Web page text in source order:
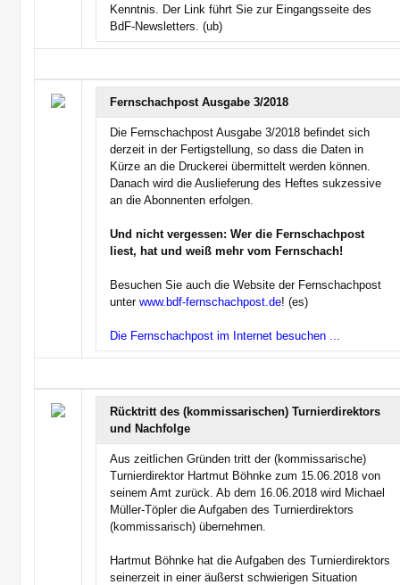
Kenntnis. Der Link führt Sie zur Eingangsseite des
BdF-Newsletters. (ub)
Fernschachpost Ausgabe 3/2018
Die Fernschachpost Ausgabe 3/2018 befindet sich
derzeit in der Fertigstellung, so dass die Daten in
Kürze an die Druckerei übermittelt werden können.
Danach wird die Auslieferung des Heftes sukzessive
an die Abonnenten erfolgen.
Und nicht vergessen: Wer die Fernschachpost
liest, hat und weiß mehr vom Fernschach!
Besuchen Sie auch die Website der Fernschachpost
unterwww.bdf-fernschachpost.de! (es)
Die Fernschachpost im Internet besuchen ...
Rücktritt des (kommissarischen) Turnierdirektors
und Nachfolge
Aus zeitlichen Gründen tritt der (kommissarische)
Turnierdirektor Hartmut Böhnke zum 15.06.2018 von
seinem Amt zurück. Ab dem 16.06.2018 wird Michael
Müller-Töpler die Aufgaben des Turnierdirektors
(kommissarisch) übernehmen.
Hartmut Böhnke hat die Aufgaben des Turnierdirektors
seinerzeit in einer äußerst schwierigen Situation